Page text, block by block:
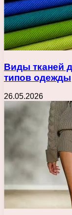
Виды тканей
типов одежды
26.05.2026